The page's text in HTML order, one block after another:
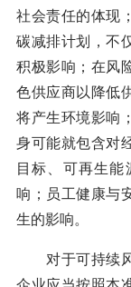
社会责任的体现
碳减排计划，不
积极影响；在风
色供应商以降低
将产生环境影响
身可能就包含对
目标、可再生
响；员工健康与
生的影响。
对于可持续风